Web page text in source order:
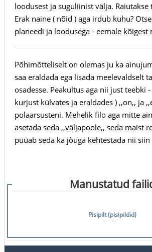
loodusest ja suguliinist välja. Raiutakse
Erak naine ( nõid ) aga irdub kuhu?
planeedi ja loodusega - eemale kõigest
Põhimõtteliselt on olemas ju ka
saa eraldada ega lisada meelevaldselt
osadesse. Peakultus aga nii just teebki
kurjust külvates ja eraldades ) ,,on,, ja
polaarsusteni. Mehelik filo aga mitte
asetada seda ,,väljapoole,, seda maist
püüab seda ka jõuga kehtestada nii
Manustatud
Pisipilt (pisipildid)